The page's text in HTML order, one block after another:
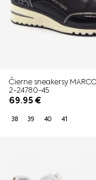
Čierne sneakersy
2-24780-45
69.95€
38 39 40 41